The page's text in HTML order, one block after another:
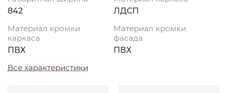
842
ЛДСП
Материал кромки
каркаса
ПВХ
Материал кромки
фасада
ПВХ
Все характеристики